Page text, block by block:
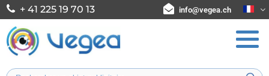
+ 41 225 19 70 13 info@vegea.ch